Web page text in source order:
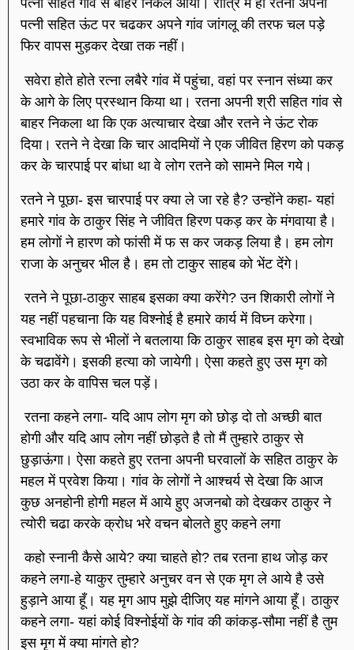
पत्नी सहित गांव से बाहर निकल आया। रात्रि में हो रतना अपनी
पत्नी सहित ऊंट पर चढकर अपने गांव जांगलू की तरफ चल पड़े
फिर वापस मुड़कर देखा तक नहीं।
सवेरा होते होते रत्ना लबैरे गांव में पहुंचा, वहां पर स्नान संध्या कर
के आगे के लिए प्रस्थान किया था। रतना अपनी श्री सहित गांव से
बाहर निकला था कि एक अत्याचार देखा और रतने ने ऊंट रोक
दिया। रतने ने देखा कि चार आदमियों ने एक जीवित हिरण को पकड़
कर के चारपाई पर बांधा था वे लोग रतने को सामने मिल गये।
रतने ने पूछा- इस चारपाई पर क्या ले जा रहे है? उन्होंने कहा- यहां
हमारे गांव के ठाकुर सिंह ने जीवित हिरण पकड़ कर के मंगवाया है।
हम लोगों ने हारण को फांसी में फ स कर जकड़ लिया है। हम लोग
राजा के अनुचर भील है। हम तो टाकुर साहब को भेंट देंगे।
रतने ने पूछा-ठाकुर साहब इसका क्या करेंगे? उन शिकारी लोगों ने
यह नहीं पहचाना कि यह विश्नोई है हमारे कार्य में विघ्न करेगा।
स्वभाविक रूप से भीलों ने बतलाया कि ठाकुर साहब इस मृग को देखो
के चढावेंगे। इसकी हत्या को जायेगी। ऐसा कहते हुए उस मृग को
उठा कर के वापिस चल पड़ें।
रतना कहने लगा- यदि आप लोग मृग को छोड़ दो तो अच्छी बात
होगी और यदि आप लोग नहीं छोड़ते है तो मैं तुम्हारे ठाकुर से
छुड़ाऊंगा। ऐसा कहते हुए रतना अपनी घरवालों के सहित ठाकुर के
महल में प्रवेश किया। गांव के लोगों ने आश्चर्य से देखा कि आज
कुछ अनहोनी होगी महल में आये हुए अजनबो को देखकर ठाकुर ने
त्योरी चढा करके क्रोध भरे वचन बोलते हुए कहने लगा
कहो स्नानी कैसे आये? क्या चाहते हो? तब रतना हाथ जोड़ कर
कहने लगा-हे याकुर तुम्हारे अनुचर वन से एक मृग ले आये है उसे
हुड़ाने आया हूँ। यह मृग आप मुझे दीजिए यह मांगने आया हूँ। ठाकुर
कहने लगा- यहां कोई विश्नोईयों के गांव की कांकड़-सौमा नहीं है तुम
इस मृग में क्या मांगते हो?